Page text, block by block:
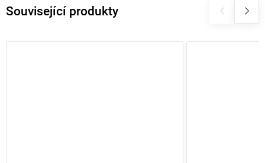
Související produkty